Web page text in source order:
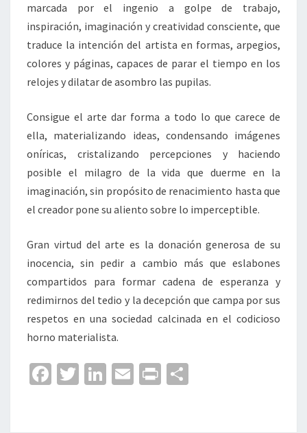
marcada por el ingenio a golpe de trabajo,
inspiración, imaginación y creatividad consciente, que
traduce la intención del artista en formas, arpegios,
colores y páginas, capaces de parar el tiempo en los
relojes y dilatar de asombro las pupilas.
Consigue el arte dar forma a todo lo que carece de
ella, materializando ideas, condensando imágenes
oníricas, cristalizando percepciones y haciendo
posible el milagro de la vida que duerme en la
imaginación, sin propósito de renacimiento hasta que
el creador pone su aliento sobre lo imperceptible.
Gran virtud del arte es la donación generosa de su
inocencia, sin pedir a cambio más que eslabones
compartidos para formar cadena de esperanza y
redimirnos del tedio y la decepción que campa por sus
respetos en una sociedad calcinada en el codicioso
horno materialista.
Fa T
Li
E
Pr